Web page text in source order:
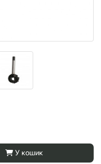
У кошик